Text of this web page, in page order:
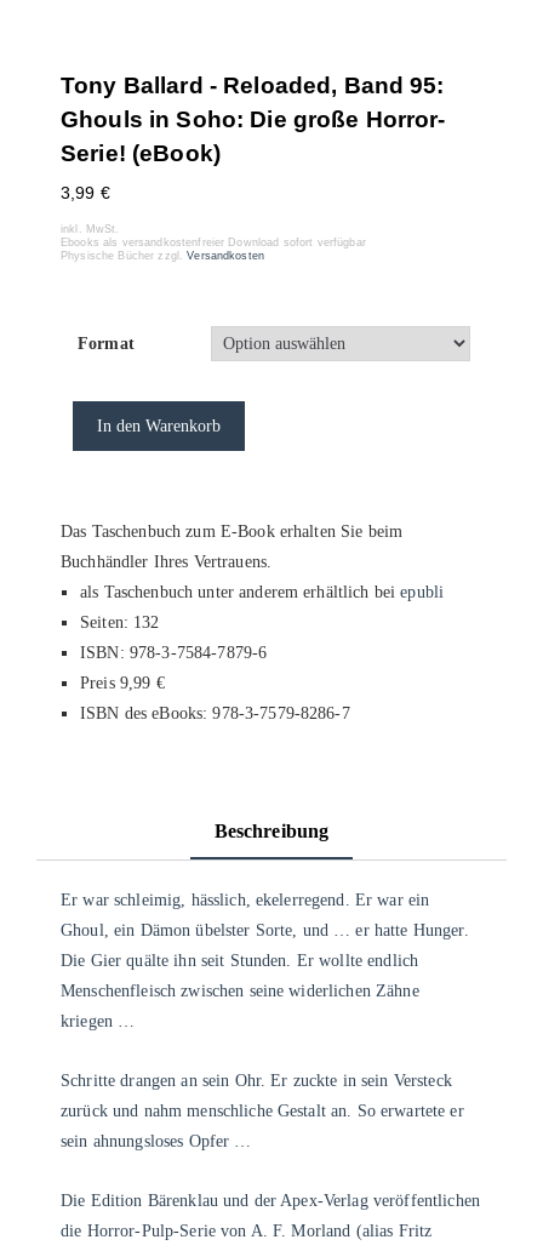
Tony Ballard - Reloaded, Band 95:
Ghouls in Soho: Die große Horror-
Serie! (eBook)
3,99 €
inkl. MwSt.
Ebooks als versandkostenfreier Download sofort verfügbar
Physische Bücher zzgl.Versandkosten
Format
In den Warenkorb
Das Taschenbuch zum E-Book erhalten Sie beim
Buchhändler Ihres Vertrauens.
als Taschenbuch unter anderem erhältlich beiepubli
Seiten: 132
ISBN: 978-3-7584-7879-6
Preis 9,99 €
ISBN des eBooks: 978-3-7579-8286-7
Beschreibung
Er war schleimig, hässlich, ekelerregend. Er war ein
Ghoul, ein Dämon übelster Sorte, und … er hatte Hunger.
Die Gier quälte ihn seit Stunden. Er wollte endlich
Menschenfleisch zwischen seine widerlichen Zähne
kriegen …
Schritte drangen an sein Ohr. Er zuckte in sein Versteck
zurück und nahm menschliche Gestalt an. So erwartete er
sein ahnungsloses Opfer …
Die Edition Bärenklau und der Apex-Verlag veröffentlichen
die Horror-Pulp-Serie von A. F. Morland (alias Fritz